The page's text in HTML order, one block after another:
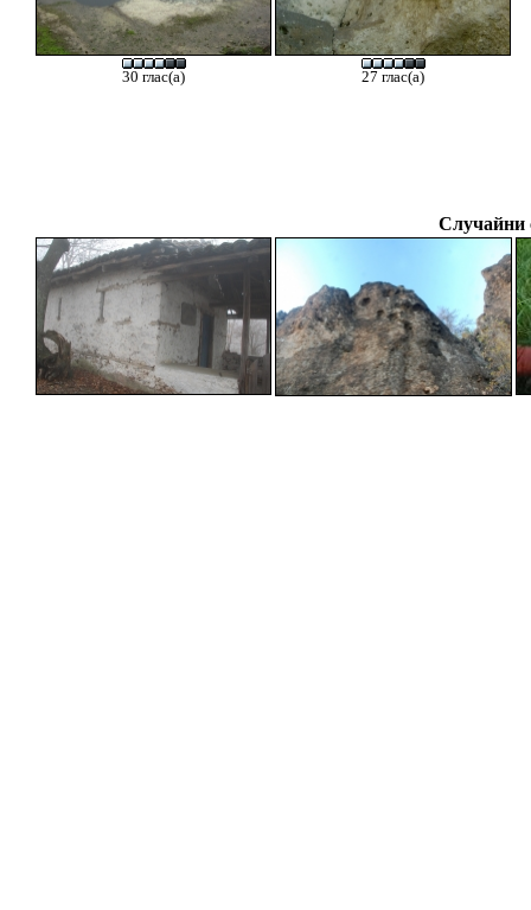
30 глас(а) 27 глас(а)
Случайни